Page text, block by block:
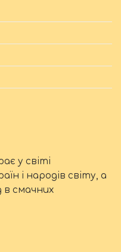
у світі
і народів світу, а
в смачних